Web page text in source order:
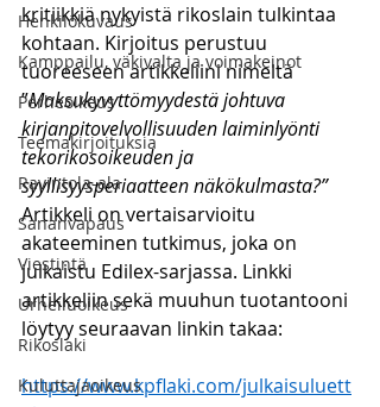
Henkilökuvaus
Kamppailu, väkivalta ja voimakeinot
Perheoikeus
Teemakirjoituksia
Ravintola-ala
Sananvapaus
Viestintä
Urheiluoikeus
Rikoslaki
Kuluttajaoikeus
kritiikkiä nykyistä rikoslain tulkintaa
kohtaan. Kirjoitus perustuu
tuoreeseen artikkeliini nimeltä
”Maksukyvyttömyydestä johtuva
kirjanpitovelvollisuuden laiminlyönti
tekorikosoikeuden ja
syyllisyysperiaatteen näkökulmasta?”
Artikkeli on vertaisarvioitu
akateeminen tutkimus, joka on
julkaistu Edilex-sarjassa. Linkki
artikkeliin sekä muuhun tuotantooni
löytyy seuraavan linkin takaa:
https://www.kpflaki.com/julkaisuluett